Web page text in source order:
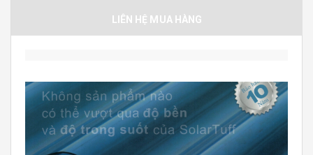
LIÊN HỆ MUA HÀNG